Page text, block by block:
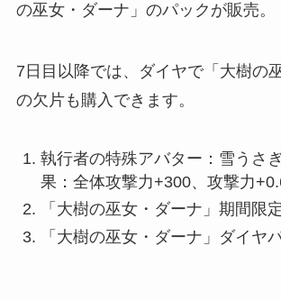
の巫女・ダーナ」のパックが販売。
7日目以降では、ダイヤで「大樹の
の欠片も購入できます。
執行者の特殊アバター：雪うさ
果：全体攻撃力+300、攻撃力
「大樹の巫女・ダーナ」期間限
「大樹の巫女・ダーナ」ダイヤ